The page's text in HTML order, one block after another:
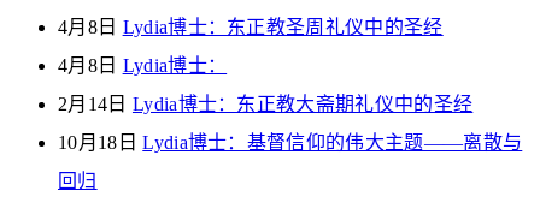
4月8日 Lydia博士：东正教圣周礼仪中的圣经
4月8日 Lydia博士：
2月14日 Lydia博士：东正教大斋期礼仪中的圣经
10月18日Lydia博士：基督信仰的伟大主题——离散与
回归